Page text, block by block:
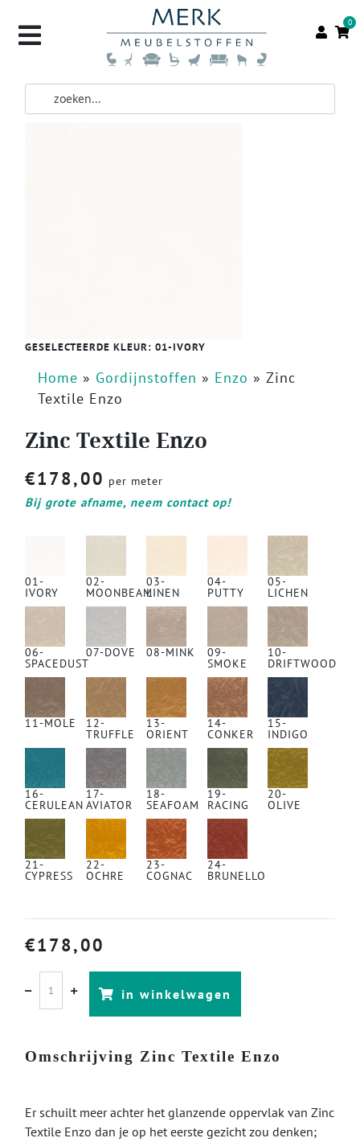
0
GESELECTEERDE KLEUR: 01-IVORY
Home » Gordijnstoffen » Enzo » Zinc
Textile Enzo
Zinc Textile Enzo
€178,00 per meter
Bij grote afname, neem contact op!
01-
IVORY
02-
MOONBEAM
03-
LINEN
04-
PUTTY
05-
LICHEN
06-
SPACEDUST
07-DOVE 08-MINK 09-
SMOKE
10-
DRIFTWOOD
11-MOLE 12-
TRUFFLE
13-
ORIENT
14-
CONKER
15-
INDIGO
16-
CERULEAN
17-
AVIATOR
18-
SEAFOAM
19-
RACING
20-
OLIVE
21-
CYPRESS
22-
OCHRE
23-
COGNAC
24-
BRUNELLO
€178,00
in winkelwagen
Omschrijving Zinc Textile Enzo
Er schuilt meer achter het glanzende oppervlak van Zinc
Textile Enzo dan je op het eerste gezicht zou denken;